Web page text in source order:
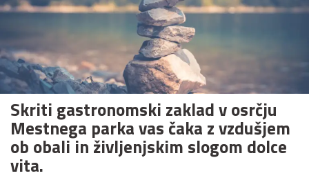
Skriti gastronomski zaklad v osrčju
Mestnega parka vas čaka z vzdušjem
ob obali in življenjskim slogom dolce
vita.